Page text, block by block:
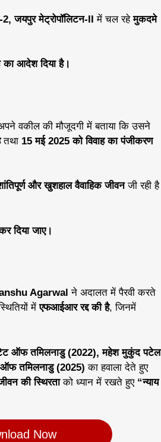
2, जयपुर मेट्रोपॉलिटन-II में चल रहेमुकदमे
का आदेश दिया है।
वकील की मौजूदगी में बताया कि उसने
तथा 15 मई 2025 को विवाह का पंजीकरण
और खुशहाल वैवाहिक जीवनजी रही है
दिया जाए।
Agarwal ने अदालत में पैरवी करते
मेंएफआईआर रद्द की है, जिनमें
ऑफ तमिलनाडु (2022), महेश मुकुंद पटेल
तमिलनाडु (2025) का हवाला देते हुए
की स्थिरताको ध्यान में रखते हुए “न्याय
Now